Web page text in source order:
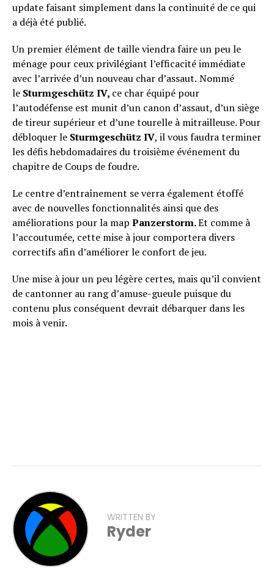
update faisant simplement dans la continuité de ce qui
a déjà été publié.
Un premier élément de taille viendra faire un peu le
ménage pour ceux privilégiant l’efficacité immédiate
avec l’arrivée d’un nouveau char d’assaut. Nommé
le Sturmgeschütz IV, ce char équipé pour
l’autodéfense est munit d’un canon d’assaut, d’un siège
de tireur supérieur et d’une tourelle à mitrailleuse. Pour
débloquer le Sturmgeschütz IV, il vous faudra terminer
les défis hebdomadaires du troisième événement du
chapitre de Coups de foudre.
Le centre d’entraînement se verra également étoffé
avec de nouvelles fonctionnalités ainsi que des
améliorations pour la map Panzerstorm.Et comme à
l’accoutumée, cette mise à jour comportera divers
correctifs afin d’améliorer le confort de jeu.
Une mise à jour un peu légère certes, mais qu’il convient
de cantonner au rang d’amuse-gueule puisque du
contenu plus conséquent devrait débarquer dans les
mois à venir.
WRITTEN BY
Ryder